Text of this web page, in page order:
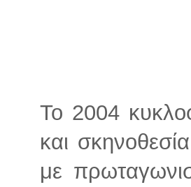
Το 2004
και
με